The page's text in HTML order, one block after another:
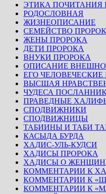
ЭТИКА
РОДОСЛОВНАЯ
ЖИЗНЕОПИСАНИЕ
СЕМЕЙСТВО
ЖЕНЫ ПРОРОКА
ДЕТИ ПРОРОКА
ВНУКИ ПРОРОКА
ОПИСАНИЕ
ЕГО ЧЕЛОВЕЧЕСКИЕ
ВЫСШАЯ
ЧУДЕСА
ПРАВЕДНЫЕ
СПОДВИЖНИКИ
СПОДВИЖНИЦЫ
ТАБИИНЫ И ТАБИ
КАСЫДА БУРДА
ХАДИС-УЛЬ-КУДСИ
ХАДИСЫ ПРОРОКА
ХАДИСЫ О
КОММЕНТАРИИ К
КОММЕНТАРИИ К
КОММЕНТАРИИ К